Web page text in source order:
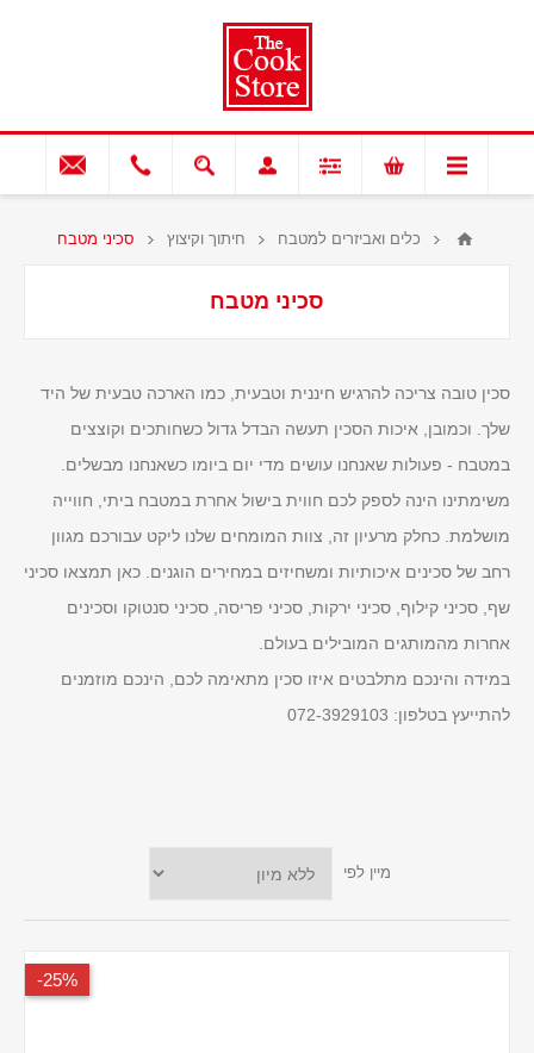
כלים ואביזרים למטבח חיתוך וקיצוץ סכיני מטבח
סכיני מטבח
סכין טובה צריכה להרגיש חיננית וטבעית, כמו הארכה טבעית של היד
שלך. וכמובן, איכות הסכין תעשה הבדל גדול כשחותכים וקוצצים
במטבח - פעולות שאנחנו עושים מדי יום ביומו כשאנחנו מבשלים.
משימתינו הינה לספק לכם חווית בישול אחרת במטבח ביתי, חווייה
מושלמת. כחלק מרעיון זה, צוות המומחים שלנו ליקט עבורכם מגוון
רחב של סכינים איכותיות ומשחיזים במחירים הוגנים. כאן תמצאו סכיני
שף, סכיני קילוף, סכיני ירקות, סכיני פריסה, סכיני סנטוקו וסכינים
אחרות מהמותגים המובילים בעולם.
במידה והינכם מתלבטים איזו סכין מתאימה לכם, הינכם מוזמנים
להתייעץ בטלפון: 072-3929103
מיין לפי
25%-